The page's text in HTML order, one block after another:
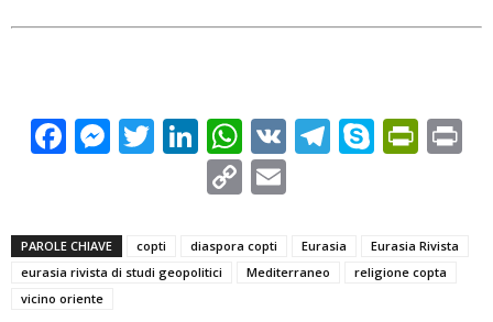
Facebook
Messenger
TwitterLinkedIn
WhatsApp
VK Telegram
Skype
Copy
PAROLE CHIAVE copti diaspora copti Eurasia
Eurasia Rivista
eurasia rivista di studi geopolitici
Mediterraneo
religione copta
vicino oriente